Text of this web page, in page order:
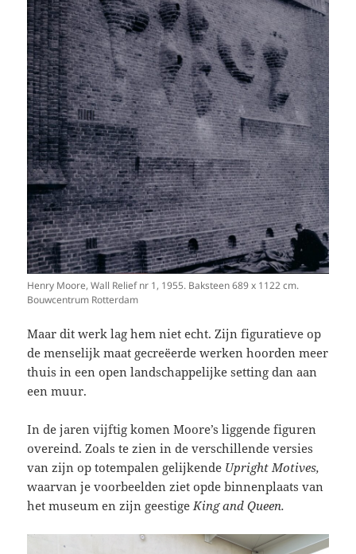
Henry Moore, Wall Relief nr 1, 1955. Baksteen 689 x 1122 cm.
Bouwcentrum Rotterdam
Maar dit werk lag hem niet echt. Zijn figuratieve op
de menselijk maat gecreëerde werken hoorden meer
thuis in een open landschappelijke setting dan aan
een muur.
In de jaren vijftig komen Moore’s liggende figuren
overeind. Zoals te zien in de verschillende versies
van zijn op totempalen gelijkende Upright Motives,
waarvan je voorbeelden ziet opde binnenplaats van
het museum en zijn geestige King and Queen.